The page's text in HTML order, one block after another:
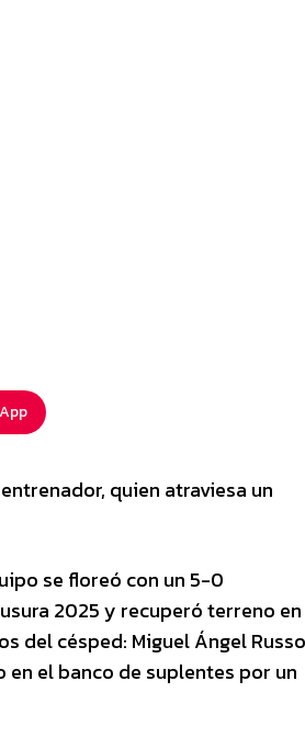
quien atraviesa un
se floreó con un 5-0
2025 y recuperó terreno en
del césped: Miguel Ángel
el banco de suplentes por un